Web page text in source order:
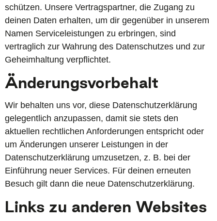
schützen. Unsere Vertragspartner, die Zugang zu
deinen Daten erhalten, um dir gegenüber in unserem
Namen Serviceleistungen zu erbringen, sind
vertraglich zur Wahrung des Datenschutzes und zur
Geheimhaltung verpflichtet.
Änderungsvorbehalt
Wir behalten uns vor, diese Datenschutzerklärung
gelegentlich anzupassen, damit sie stets den
aktuellen rechtlichen Anforderungen entspricht oder
um Änderungen unserer Leistungen in der
Datenschutzerklärung umzusetzen, z. B. bei der
Einführung neuer Services. Für deinen erneuten
Besuch gilt dann die neue Datenschutzerklärung.
Links zu anderen Websites